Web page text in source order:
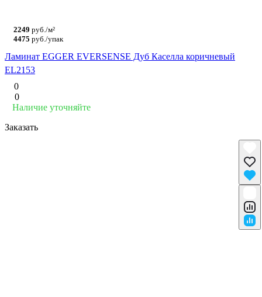
2249 руб./м²
4475 руб./упак
Ламинат EGGER EVERSENSE Дуб Каселла коричневый
EL2153
0
0
Наличие уточняйте
Заказать